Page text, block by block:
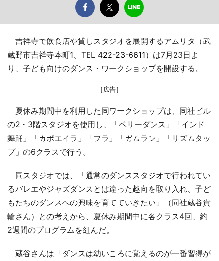
吉祥寺で飲食店や貸しスタジオを展開するアムリタ（武
蔵野市吉祥寺本町1、TEL 422-23-6611）は7月23日よ
り、子ども向けのダンス・ワークショップを開設する。
［広告］
夏休み期間中を利用した同ワークショップは、同社ビル
の2・3階スタジオを使用し、「ベリーダンス」「インド
舞踊」「カポエイラ」「フラ」「ガムラン」「リズムタッ
プ」の6クラスで行う。
同スタジオでは、「通常のダンススタジオで行われてい
るバレエやジャズダンスとは違った趣向を取り入れ、子ど
もたちのダンスへの興味を育てていきたい」（同社蔵谷貴
輪さん）との考えから、夏休み期間中に各クラス4回、約
2週間のプログラムを組んだ。
蔵谷さんは「ダンスは幼いころに覚えるのが一番習得が